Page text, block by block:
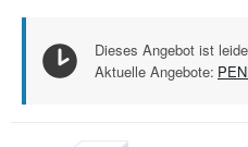
Dieses Angebot ist
Aktuelle Angebote: